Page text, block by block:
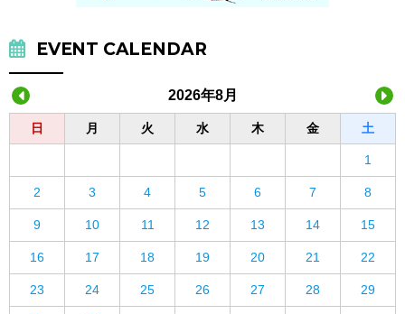
EVENT CALENDAR
2026年8月
日 月 火 水 木 金 土
1
2 3 4 5 6 7 8
9 10 11 12 13 14 15
16 17 18 19 20 21 22
23 24 25 26 27 28 29